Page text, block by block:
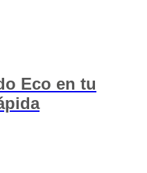
Eco en tu